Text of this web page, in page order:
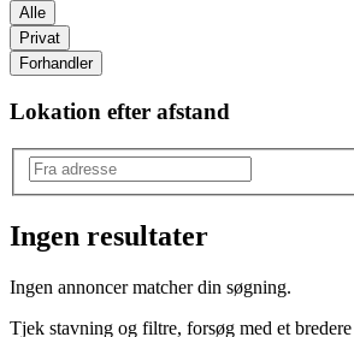
Alle
Privat
Forhandler
Lokation efter afstand
Gasgrill
Ingen resultater
Ingen annoncer matcher din søgning.
Tjek stavning og filtre, forsøg med et